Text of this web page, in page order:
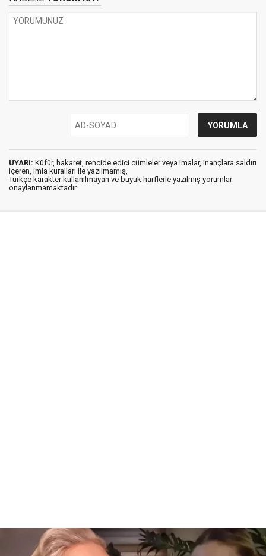
UYARI: Küfür, hakaret, rencide edici cümleler veya imalar, inançlara saldırı
içeren, imla kuralları ile yazılmamış,
Türkçe karakter kullanılmayan ve büyük harflerle yazılmış yorumlar
onaylanmamaktadır.